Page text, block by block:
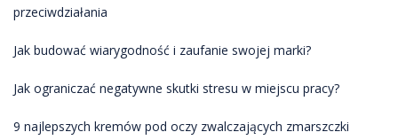
przeciwdziałania
Jak budować wiarygodność i zaufanie swojej marki?
Jak ograniczać negatywne skutki stresu w miejscu pracy?
9 najlepszych kremów pod oczy zwalczających zmarszczki